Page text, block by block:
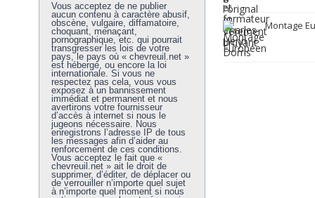
Vous acceptez de ne publier
aucun contenu à caractère abusif,
obscène, vulgaire, diffamatoire,
choquant, menaçant,
pornographique, etc. qui pourrait
transgresser les lois de votre
pays, le pays où « chevreuil.net »
est hébergé, ou encore la loi
internationale. Si vous ne
respectez pas cela, vous vous
exposez à un bannissement
immédiat et permanent et nous
avertirons votre fournisseur
d’accès à internet si nous le
jugeons nécessaire. Nous
enregistrons l’adresse IP de tous
les messages afin d’aider au
renforcement de ces conditions.
Vous acceptez le fait que «
chevreuil.net » ait le droit de
supprimer, d’éditer, de déplacer ou
de verrouiller n’importe quel sujet
à n’importe quel moment si nous
Montage